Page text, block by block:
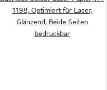
1198, Optimiert für Laser,
Glänzend, Beide Seiten
bedruckbar